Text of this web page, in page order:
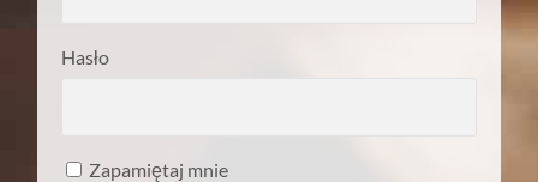
Hasło
Zapamiętaj mnie